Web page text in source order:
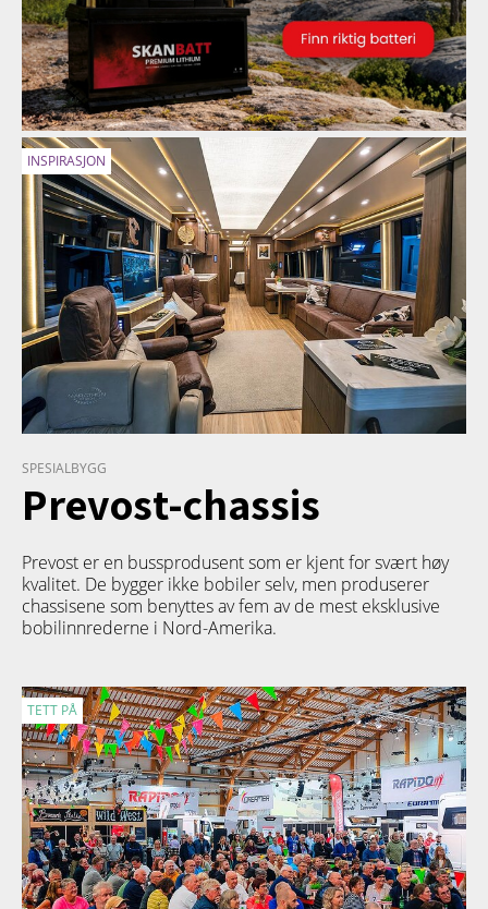
INSPIRASJON
SPESIALBYGG
Prevost-chassis
Prevost er en bussprodusent som er kjent for svært høy
kvalitet. De bygger ikke bobiler selv, men produserer
chassisene som benyttes av fem av de mest eksklusive
bobilinnrederne i Nord-Amerika.
TETT PÅ